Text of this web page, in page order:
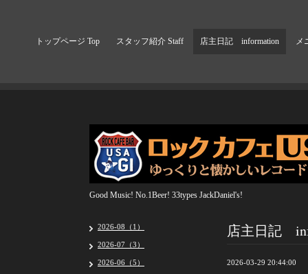
トップページ Top スタッフ紹介 Staff 店主日記 information メ
Good Music! No.1Beer! 33types JackDaniel's!
店主日記
2026-03-29 20:44:00
2026-08（1）
2026-07（3）
2026-06（5）